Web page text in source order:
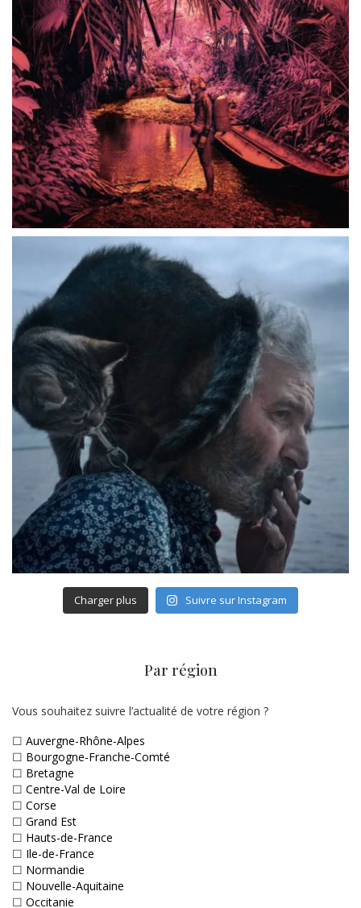
Charger plus Suivre sur Instagram
Par région
Vous souhaitez suivre l’actualité de votre région ?
☐ Auvergne-Rhône-Alpes
☐ Bourgogne-Franche-Comté
☐ Bretagne
☐ Centre-Val de Loire
☐ Corse
☐ Grand Est
☐ Hauts-de-France
☐ Ile-de-France
☐ Normandie
☐ Nouvelle-Aquitaine
☐ Occitanie